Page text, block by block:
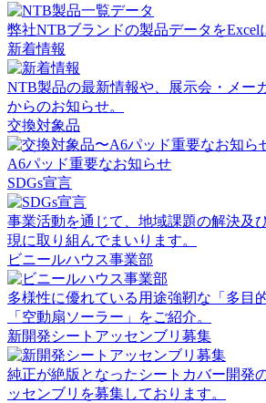
弊社NTBブランドの製品データをExcel
新着情報
NTB製品の最新情報や、展示会・メー
からのお知らせ。
交換対象品
A6パッド重要なお知らせ
SDGs宣言
事業活動を通じて、地域課題の解決及
現に取り組んでまいります。
ビニールハウス事業部
多様性に優れている用途強靭な「多目
「空動扇ソーラー」をご紹介。
新開発シートアッセンブリ募集
純正が絶版となったシートカバー開発
ッセンブリを募集しております。